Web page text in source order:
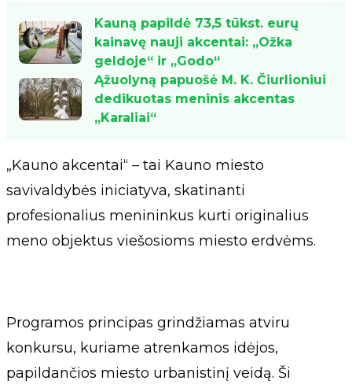
Kauną papildė 73,5 tūkst. eurų
kainavę nauji akcentai: „Ožka
geldoje“ ir „Godo“
Ąžuolyną papuošė M. K. Čiurlioniui
dedikuotas meninis akcentas
„Karaliai“
„Kauno akcentai“ – tai Kauno miesto
savivaldybės iniciatyva, skatinanti
profesionalius menininkus kurti originalius
meno objektus viešosioms miesto erdvėms.
Programos principas grindžiamas atviru
konkursu, kuriame atrenkamos idėjos,
papildančios miesto urbanistinį veidą. Ši